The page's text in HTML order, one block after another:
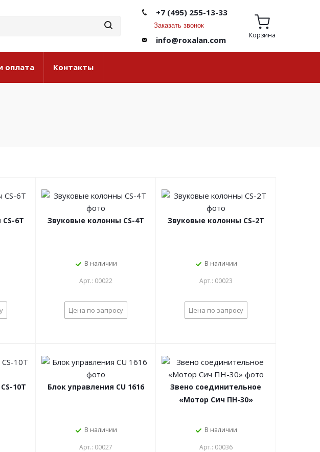
+7 (495) 255-13-33
Заказать звонок
info@roxalan.com Корзина
оплата Контакты
6T Звуковые колонны CS-4T
В наличии
Арт.: 00022
Цена по запросу
Звуковые колонны CS-2T
В наличии
Арт.: 00023
Цена по запросу
10T Блок управления CU 1616
В наличии
Арт.: 00027
Звено соединительное
«Мотор Сич ПН-30»
В наличии
Арт.: 00036